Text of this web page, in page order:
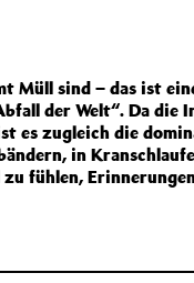
Müll sind – das ist
der Welt“. Da die
es zugleich die
in
fühlen,